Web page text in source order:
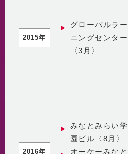
2015年
グローバルラー
ニングセンター
〈3月〉
2016年
みなとみらい学
園ビル〈8月〉
オーケーみなと